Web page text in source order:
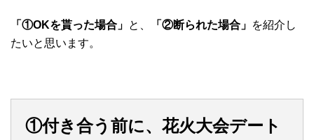
「①OKを貰った場合」 と、 「②断られた場合」 を紹介し
たいと思います。
①付き合う前に、花火大会デート